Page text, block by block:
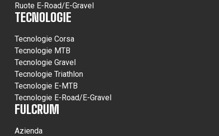
Ruote E-Road/E-Gravel
TECNOLOGIE
Tecnologie Corsa
Tecnologie MTB
Tecnologie Gravel
Tecnologie Triathlon
Tecnologie E-MTB
Tecnologie E-Road/E-Gravel
FULCRUM
Azienda